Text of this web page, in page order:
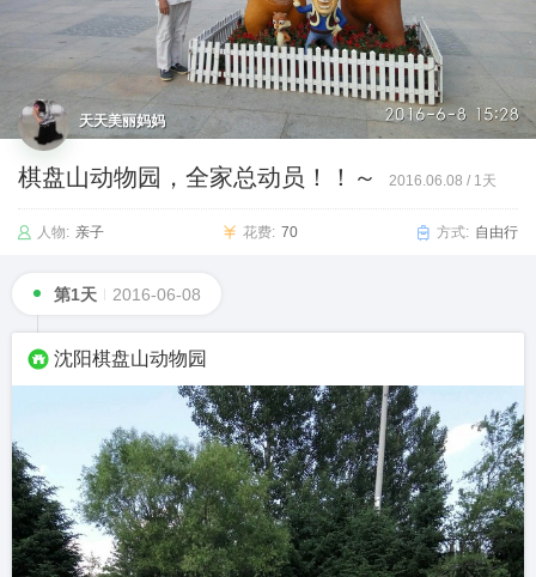
天天美丽妈妈
棋盘山动物园，全家总动员！！～ 2016.06.08 / 1天
人物: 亲子 花费: 70 方式: 自由行
第1天 2016-06-08
沈阳棋盘山动物园